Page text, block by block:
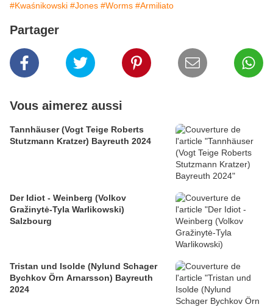
#Kwaśnikowski #Jones #Worms #Armiliato
Partager
Vous aimerez aussi
Tannhäuser (Vogt Teige Roberts
Stutzmann Kratzer) Bayreuth 2024
Der Idiot - Weinberg (Volkov
Gražinytė-Tyla Warlikowski)
Salzbourg
Tristan und Isolde (Nylund Schager
Bychkov Örn Arnarsson) Bayreuth
2024